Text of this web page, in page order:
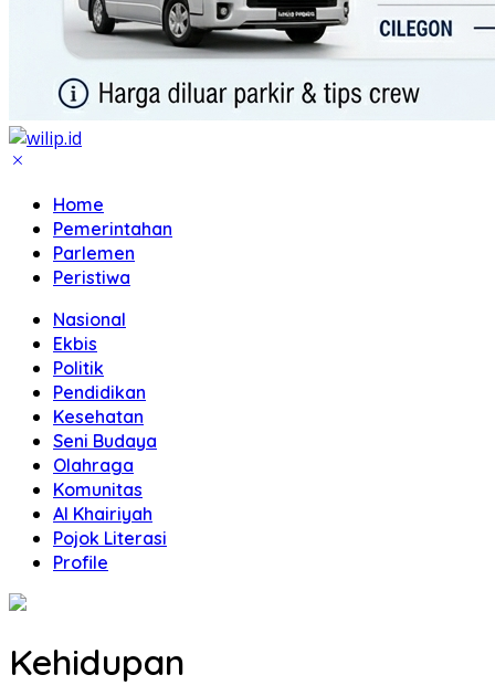
Home
Pemerintahan
Parlemen
Peristiwa
Nasional
Ekbis
Politik
Pendidikan
Kesehatan
Seni Budaya
Olahraga
Komunitas
Al Khairiyah
Pojok Literasi
Profile
Kehidupan